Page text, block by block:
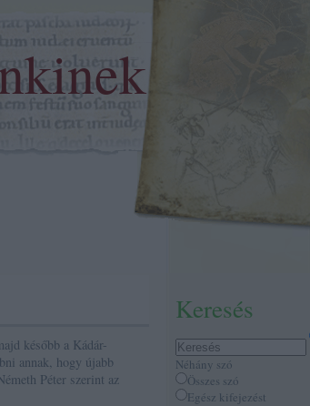
Keresés
Néhány szó
Összes szó
Egész kifejezést
később a Kádár-
annak, hogy újabb
Péter szerint az